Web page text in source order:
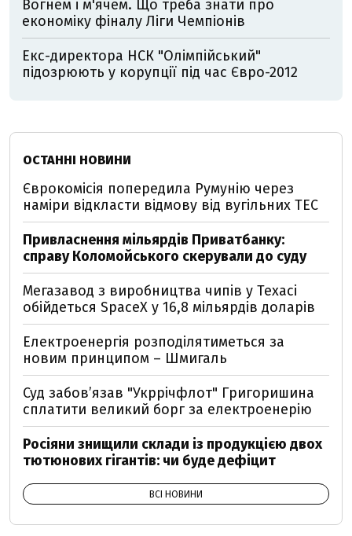
Вогнем і м'ячем. Що треба знати про
економіку фіналу Ліги Чемпіонів
Екс-директора НСК "Олімпійський"
підозрюють у корупції під час Євро-2012
ОСТАННІ НОВИНИ
Єврокомісія попередила Румунію через
наміри відкласти відмову від вугільних ТЕС
Привласнення мільярдів Приватбанку:
справу Коломойського скерували до суду
Мегазавод з виробництва чипів у Техасі
обійдеться SpaceX у 16,8 мільярдів доларів
Електроенергія розподілятиметься за
новим принципом – Шмигаль
Суд забов’язав "Укррічфлот" Григоришина
сплатити великий борг за електроенерію
Росіяни знищили склади із продукцією двох
тютюнових гігантів: чи буде дефіцит
ВСІ НОВИНИ